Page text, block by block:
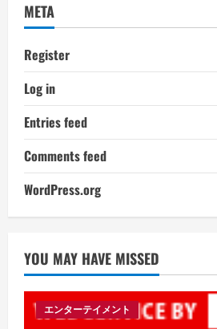
META
Register
Log in
Entries feed
Comments feed
WordPress.org
YOU MAY HAVE MISSED
エンターテイメント